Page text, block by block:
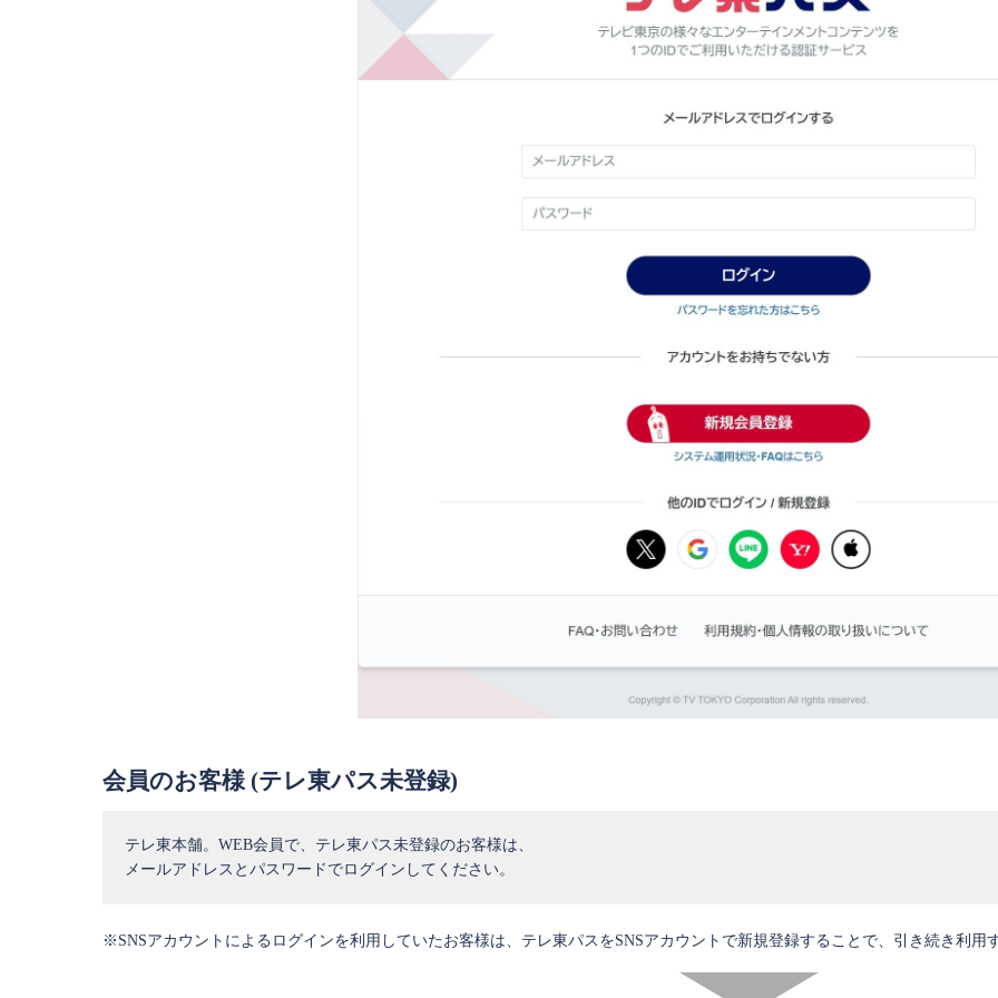
会員のお客様 (テレ東パス未登録)
テレ東本舗。WEB会員で、テレ東パス未登録のお客様は、
メールアドレスとパスワードでログインしてください。
※SNSアカウントによるログインを利用していたお客様は、テレ東パスをSNSアカウントで新規登録することで、引き続き利用